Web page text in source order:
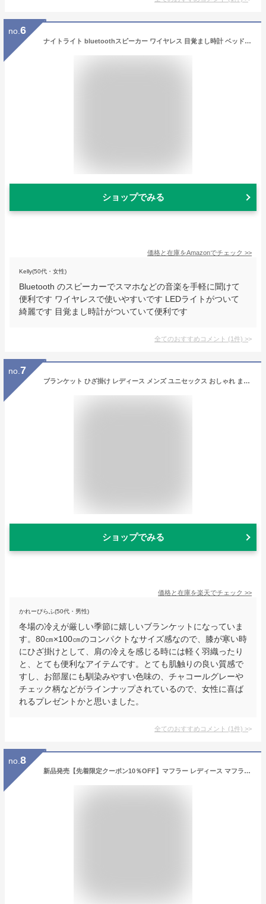
no. 6
ナイトライト bluetoothスピーカー ワイヤレス 目覚まし時計 ベッドサイドランプ タッチ式で色変換できる RGBライトモード 電球色モード LEDライト マイク内蔵で通話できる AUX接続可能 USB充電式で携帯便利 停電対策
ショップでみる
価格と在庫をAmazonでチェック >>
Kelly(50代・女性)
Bluetooth のスピーカーでスマホなどの音楽を手軽に聞けて
便利です ワイヤレスで使いやすいです LEDライトがついて
綺麗です 目覚まし時計がついていて便利です
全てのおすすめコメント (1件) >
no. 7
ブランケット ひざ掛け レディース メンズ ユニセックス おしゃれ まとめ買い オフィス ふんわり 保温 チェック ミルクマイヤー クリスマス 掛ける 肩掛け スナップボタン ギフト プレゼント シンプル MONOブランケット 敬老の日 カフェ 美容室 送料無料 【aso】
ショップでみる
価格と在庫を楽天でチェック >>
かれーぴらふ(50代・男性)
冬場の冷えが厳しい季節に嬉しいブランケットになっていま
す。80㎝×100㎝のコンパクトなサイズ感なので、膝が寒い時
にひざ掛けとして、肩の冷えを感じる時には軽く羽織ったり
と、とても便利なアイテムです。とても肌触りの良い質感で
すし、お部屋にも馴染みやすい色味の、チャコールグレーや
チェック柄などがラインナップされているので、女性に喜ば
れるプレゼントかと思いました。
全てのおすすめコメント (1件) >
no. 8
新品発売【先着限定クーポン10％OFF】マフラー レディース マフラー 冬 レディース ふわふわ マフラー メンズ マフラー ストール レディース 厚手 100%ウール 厚手 防寒 暖かい かわいい おしゃれ 秋 冬 冬用 プレゼント ギフト 誕生日 クリスマス お歳暮